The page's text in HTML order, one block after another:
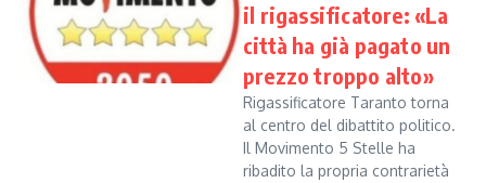
il rigassificatore: «La
città ha già pagato un
prezzo troppo alto»
Rigassificatore Taranto torna
al centro del dibattito politico.
Il Movimento 5 Stelle ha
ribadito la propria contrarietà